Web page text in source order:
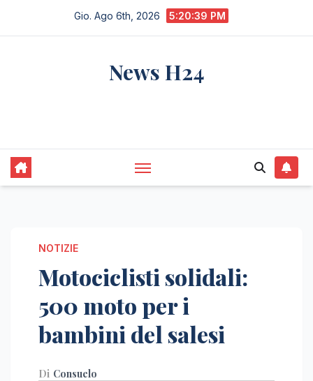
Gio. Ago 6th, 2026 5:20:40 PM
News H24
NOTIZIE
Motociclisti solidali:
500 moto per i
bambini del salesi
Di Consuelo